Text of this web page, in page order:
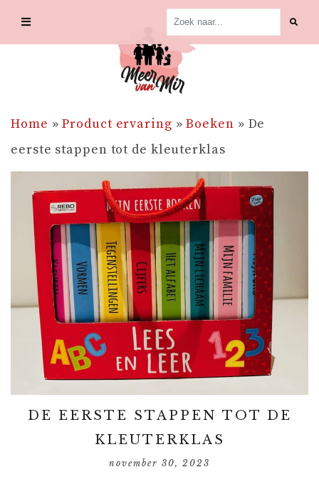
Home »Product ervaring »Boeken » De
eerste stappen tot de kleuterklas
DE EERSTE STAPPEN TOT DE
KLEUTERKLAS
november 30, 2023